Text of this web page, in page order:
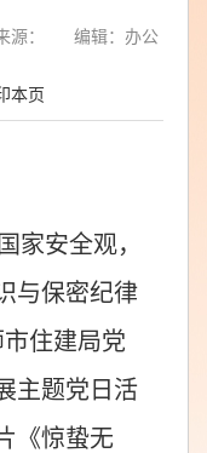
：
编辑：办公
本页
家安全观，
与保密纪律
住建局党
主题党日活
《惊蛰无